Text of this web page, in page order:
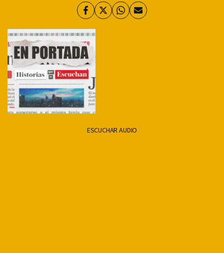
Facebook
TwitterWhatsapp
Enviar
ESCUCHAR AUDIO